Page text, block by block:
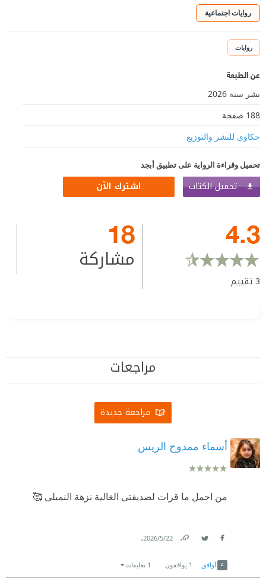
روايات اجتماعية
روايات
عن الطبعة
نشر سنة 2026
188 صفحة
حكاوي للنشر والتوزيع
تحميل وقراءة الرواية على تطبيق أبجد
تحميل الكتاب اشترك الآن
4.3
3تقييم
18
مشاركة
مراجعات
مراجعة جديدة
أسماء ممدوح الريس
من اجمل ما قرات لصديقتى الغالية نزهة النميلى 🥰
22‏/5‏/2026
.
أوافق 1 يوافقون 1 تعليقات